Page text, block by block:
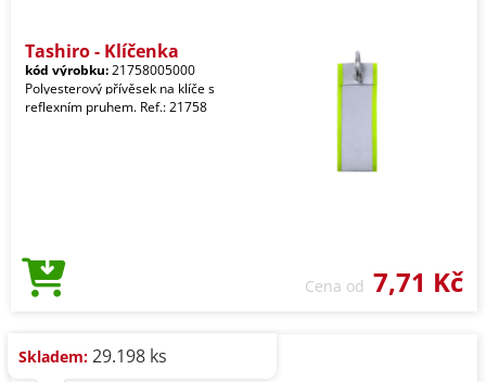
Tashiro - Klíčenka
kód výrobku:21758005000
Polyesterový přívěsek na klíče s
reflexním pruhem. Ref.: 21758
Cena od 7,71 Kč
Skladem: 29.198 ks